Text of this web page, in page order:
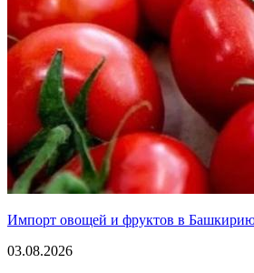
Импорт овощей и фруктов в
03.08.2026